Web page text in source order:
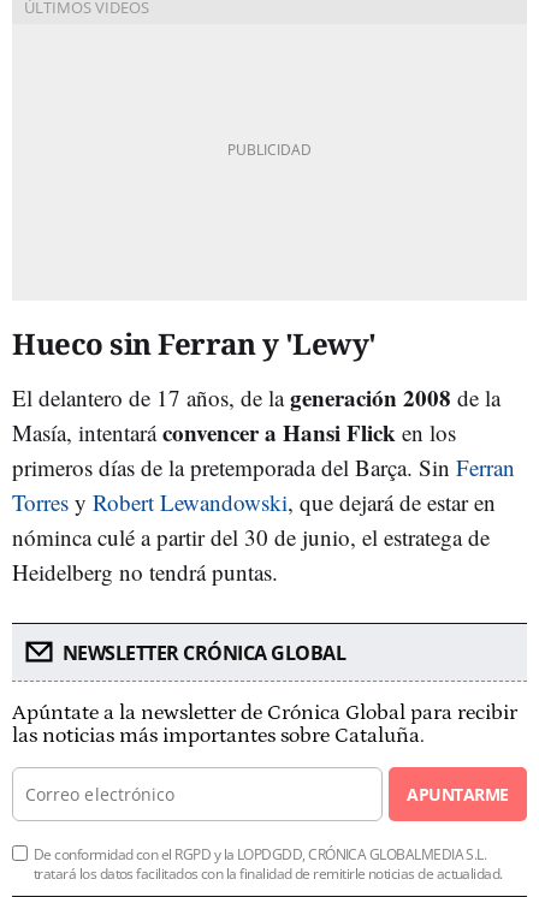
Hueco sin Ferran y 'Lewy'
El delantero de 17 años, de lageneración 2008 de la
Masía, intentaráconvencer a Hansi Flick en los
primeros días de la pretemporada del Barça. Sin Ferran
Torres y Robert Lewandowski, que dejará de estar en
nóminca culé a partir del 30 de junio, el estratega de
Heidelberg no tendrá puntas.
NEWSLETTER CRÓNICA GLOBAL
Apúntate a la newsletter de Crónica Global para recibir
las noticias más importantes sobre Cataluña.
APUNTARME
De conformidad con el RGPD y la LOPDGDD, CRÓNICA GLOBALMEDIA S.L.
tratará los datos facilitados con la finalidad de remitirle noticias de actualidad.